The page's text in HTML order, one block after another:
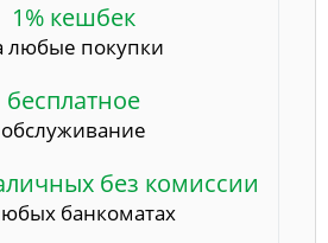
1% кешбек
любые покупки
бесплатное
обслуживание
без комиссии
банкоматах